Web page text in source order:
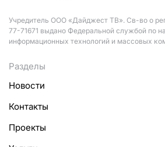
Учредитель ООО «Дайджест ТВ». Св-во о
77-71671 выдано Федеральной службой по
информационных технологий и массовых
Разделы
Новости
Контакты
Проекты